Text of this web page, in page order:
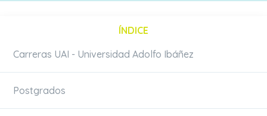
ÍNDICE
Carreras UAI - Universidad Adolfo Ibáñez
Postgrados